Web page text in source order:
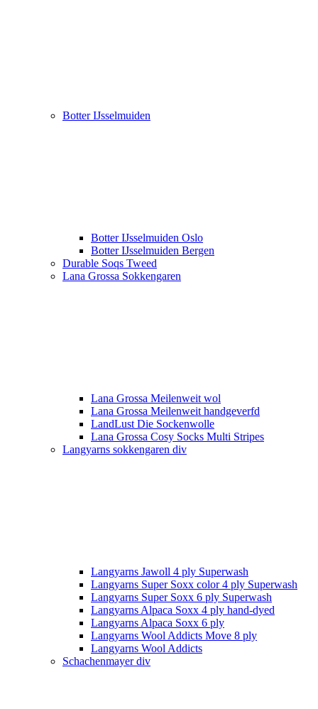
Botter IJsselmuiden
Botter IJsselmuiden Oslo
Botter IJsselmuiden Bergen
Durable Soqs Tweed
Lana Grossa Sokkengaren
Lana Grossa Meilenweit wol
Lana Grossa Meilenweit handgeverfd
LandLust Die Sockenwolle
Lana Grossa Cosy Socks Multi Stripes
Langyarns sokkengaren div
Langyarns Jawoll 4 ply Superwash
Langyarns Super Soxx color 4 ply Superwash
Langyarns Super Soxx 6 ply Superwash
Langyarns Alpaca Soxx 4 ply hand-dyed
Langyarns Alpaca Soxx 6 ply
Langyarns Wool Addicts Move 8 ply
Langyarns Wool Addicts
Schachenmayer div